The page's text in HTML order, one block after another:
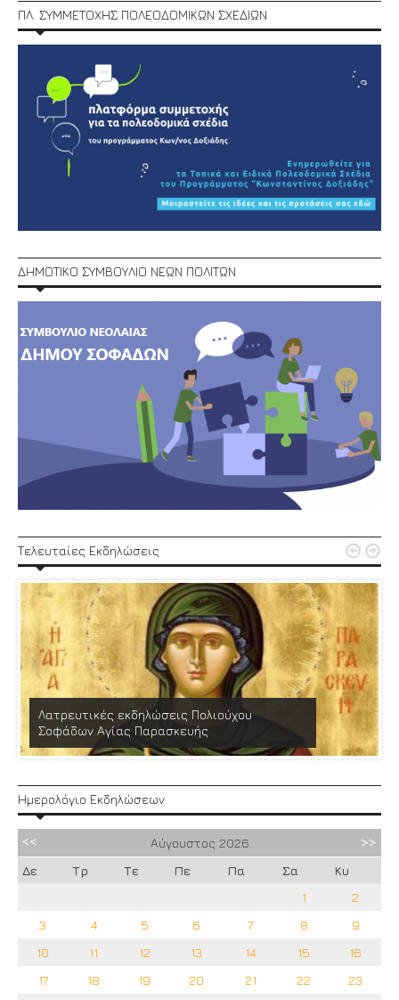
ΠΛ. ΣΥΜΜΕΤΟΧΗΣ ΠΟΛΕΟΔΟΜΙΚΩΝ ΣΧΕΔΙΩΝ
ΔΗΜΟΤΙΚΟ ΣΥΜΒΟΥΛΙΟ ΝΕΩΝ ΠΟΛΙΤΩΝ
Τελευταίες Εκδηλώσεις
Λατρευτικές εκδηλώσεις Πολιούχου
Σοφάδων Αγίας Παρασκευής
 
Ημερολόγιο Εκδηλώσεων
Αύγουστος 2026
Δε
Τρ Τε Πε Πα Σα
Κυ
1
2
3
4 5 6 7 8
9
10
11 12 13 14 15
16
17
18 19 20 21 22 23